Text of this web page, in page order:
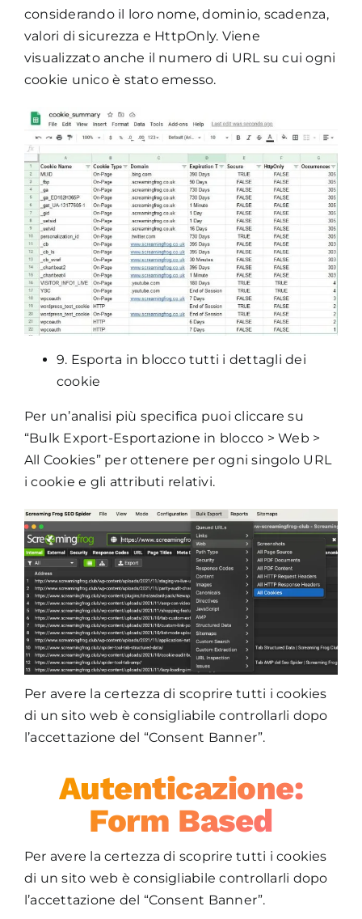
considerando il loro nome, dominio, scadenza,
valori di sicurezza e HttpOnly. Viene
visualizzato anche il numero di URL su cui ogni
cookie unico è stato emesso.
9. Esporta in blocco tutti i dettagli dei
cookie
Per un’analisi più specifica puoi cliccare su
“Bulk Export-Esportazione in blocco > Web >
All Cookies” per ottenere per ogni singolo URL
i cookie e gli attributi relativi.
Per avere la certezza di scoprire tutti i cookies
di un sito web è consigliabile controllarli dopo
l’accettazione del “Consent Banner”.
Autenticazione:
Form Based
Per avere la certezza di scoprire tutti i cookies
di un sito web è consigliabile controllarli dopo
l’accettazione del “Consent Banner”.